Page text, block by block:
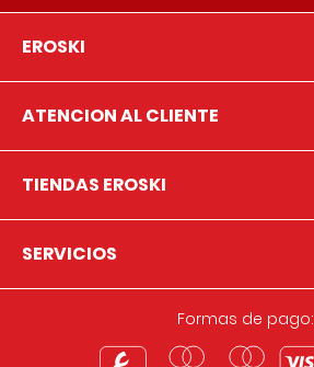
EROSKI
ATENCION AL CLIENTE
TIENDAS EROSKI
SERVICIOS
Formas de pago: